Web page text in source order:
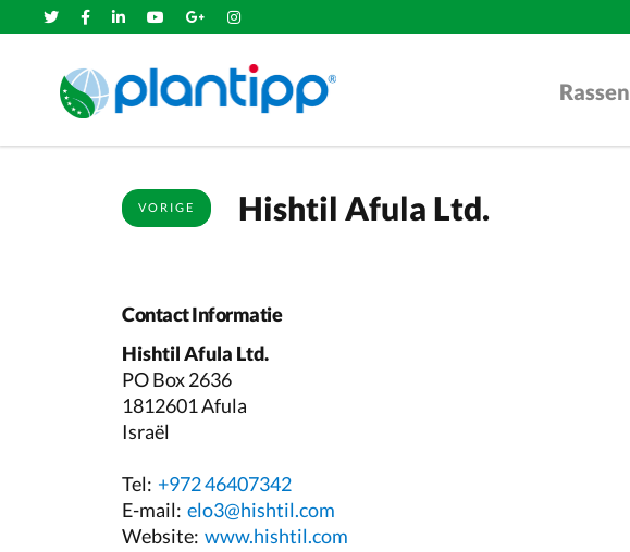
Rassen
VORIGE Hishtil Afula Ltd.
Contact Informatie
Hishtil Afula Ltd.
PO Box 2636
1812601 Afula
Israël
Tel: +972 46407342
E-mail: elo3@hishtil.com
Website: www.hishtil.com